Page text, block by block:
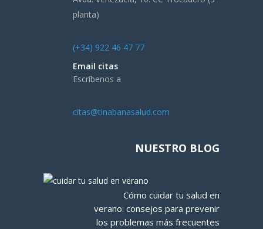
planta)
(+34) 922 46 47 77
Email citas
Escríbenos a
citas@tinabanasalud.com
NUESTRO BLOG
Cómo cuidar tu salud en
verano: consejos para prevenir
los problemas más frecuentes